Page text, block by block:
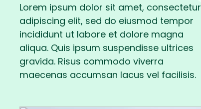
Lorem ipsum dolor sit amet, consectetur
adipiscing elit, sed do eiusmod tempor
incididunt ut labore et dolore magna
aliqua. Quis ipsum suspendisse ultrices
gravida. Risus commodo viverra
maecenas accumsan lacus vel facilisis.